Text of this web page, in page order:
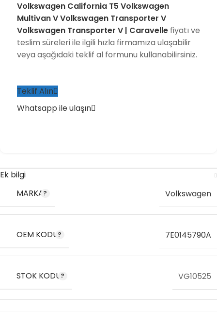
Volkswagen California T5 Volkswagen
Multivan V Volkswagen Transporter V
Volkswagen Transporter V | Caravelle fiyatı ve
teslim süreleri ile ilgili hızla firmamıza ulaşabilir
veya aşağıdaki teklif al formunu kullanabilirsiniz.
Teklif Alın
Whatsapp ile ulaşın
Ek bilgi
MARKA
Volkswagen
OEM KODU 7E0145790A
STOK KODU VG10525